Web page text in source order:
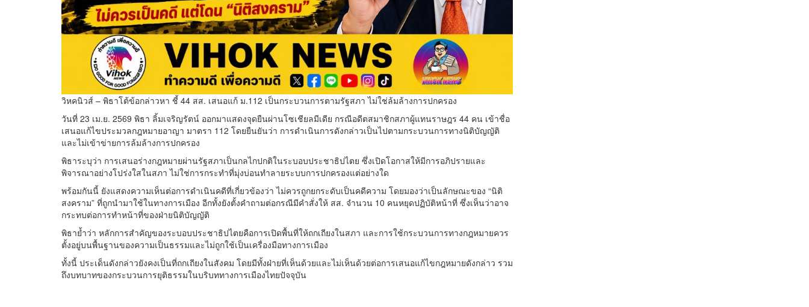
วิหคนิวส์ – พิธาโต้ข้อกล่าวหา ชี้ 44 สส. เสนอแก้ ม.112 เป็นกระบวนการตามรัฐสภา ไม่ใช่ล้มล้างการปกครอง
วันที่ 23 เม.ย. 2569 พิธา ลิ้มเจริญรัตน์ ออกมาแสดงจุดยืนผ่านโซเชียลมีเดีย กรณีอดีตสมาชิกสภาผู้แทนราษฎร 44 คน เข้าชื่อ
เสนอแก้ไขประมวลกฎหมายอาญา มาตรา 112 โดยยืนยันว่า การดำเนินการดังกล่าวเป็นไปตามกระบวนการทางนิติบัญญัติ
และไม่เข้าข่ายการล้มล้างการปกครอง
พิธาระบุว่า การเสนอร่างกฎหมายผ่านรัฐสภาเป็นกลไกปกติในระบอบประชาธิปไตย ซึ่งเปิดโอกาสให้มีการอภิปรายและ
พิจารณาอย่างโปร่งใสในสภา ไม่ใช่การกระทำที่มุ่งบ่อนทำลายระบบการปกครองแต่อย่างใด
พร้อมกันนี้ ยังแสดงความเห็นต่อการดำเนินคดีที่เกี่ยวข้องว่า ไม่ควรถูกยกระดับเป็นคดีความ โดยมองว่าเป็นลักษณะของ “นิติ
สงคราม” ที่ถูกนำมาใช้ในทางการเมือง อีกทั้งยังตั้งคำถามต่อกรณีมีคำสั่งให้ สส. จำนวน 10 คนหยุดปฏิบัติหน้าที่ ซึ่งเห็นว่าอาจ
กระทบต่อการทำหน้าที่ของฝ่ายนิติบัญญัติ
พิธาย้ำว่า หลักการสำคัญของระบอบประชาธิปไตยคือการเปิดพื้นที่ให้ถกเถียงในสภา และการใช้กระบวนการทางกฎหมายควร
ตั้งอยู่บนพื้นฐานของความเป็นธรรมและไม่ถูกใช้เป็นเครื่องมือทางการเมือง
ทั้งนี้ ประเด็นดังกล่าวยังคงเป็นที่ถกเถียงในสังคม โดยมีทั้งฝ่ายที่เห็นด้วยและไม่เห็นด้วยต่อการเสนอแก้ไขกฎหมายดังกล่าว รวม
ถึงบทบาทของกระบวนการยุติธรรมในบริบททางการเมืองไทยปัจจุบัน